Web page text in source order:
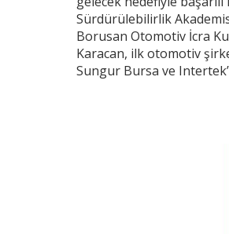
Sürdürülebilirlik
Borusan Otomotiv İcra
Karacan, ilk otomotiv
Sungur Bursa ve